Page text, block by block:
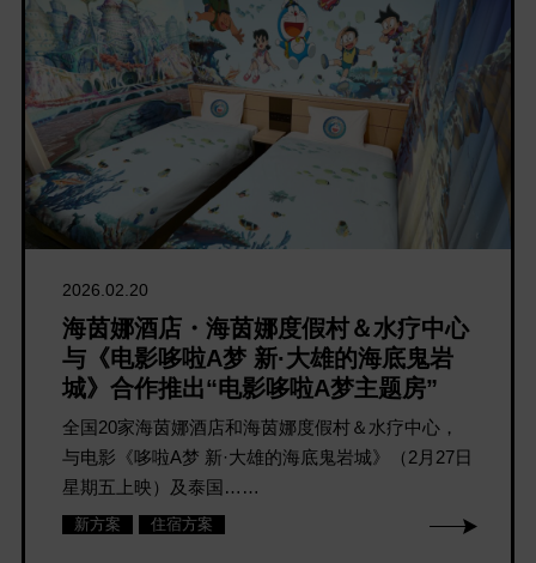
2026.02.20
海茵娜酒店・海茵娜度假村＆水疗中心
与《电影哆啦A梦 新·大雄的海底鬼岩
城》合作推出“电影哆啦A梦主题房”
全国20家海茵娜酒店和海茵娜度假村＆水疗中心，
与电影《哆啦A梦 新·大雄的海底鬼岩城》（2月27日
星期五上映）及泰国……
新方案 住宿方案